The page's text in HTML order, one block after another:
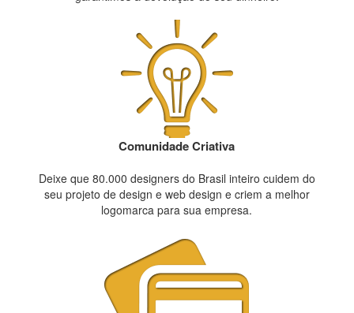
Comunidade Criativa
Deixe que 80.000 designers do Brasil inteiro cuidem do
seu projeto de design e web design e criem a melhor
logomarca para sua empresa.